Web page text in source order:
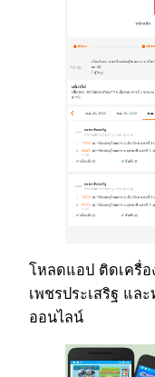
โหลดแอป ติดเครื่อ
เพชรประเสริฐ แล
ออนไลน์